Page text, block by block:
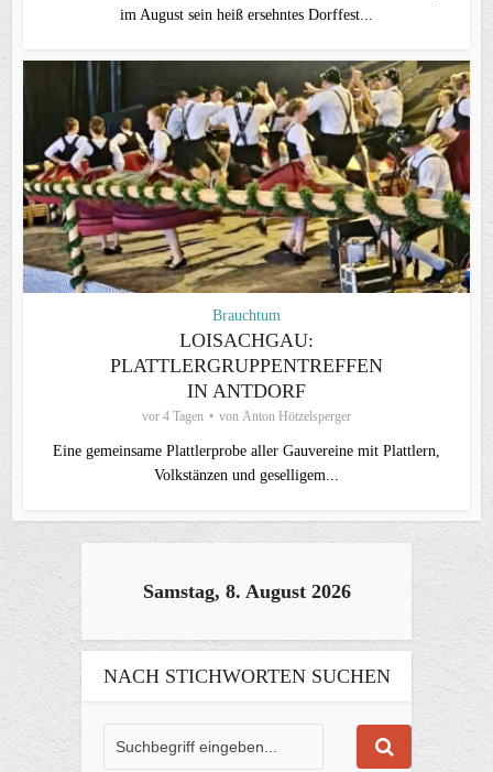
im August sein heiß ersehntes Dorffest...
Brauchtum
LOISACHGAU:
PLATTLERGRUPPENTREFFEN
IN ANTDORF
vor 4 Tagen von Anton Hötzelsperger
Eine gemeinsame Plattlerprobe aller Gauvereine mit Plattlern,
Volkstänzen und geselligem...
Samstag, 8. August 2026
NACH STICHWORTEN SUCHEN